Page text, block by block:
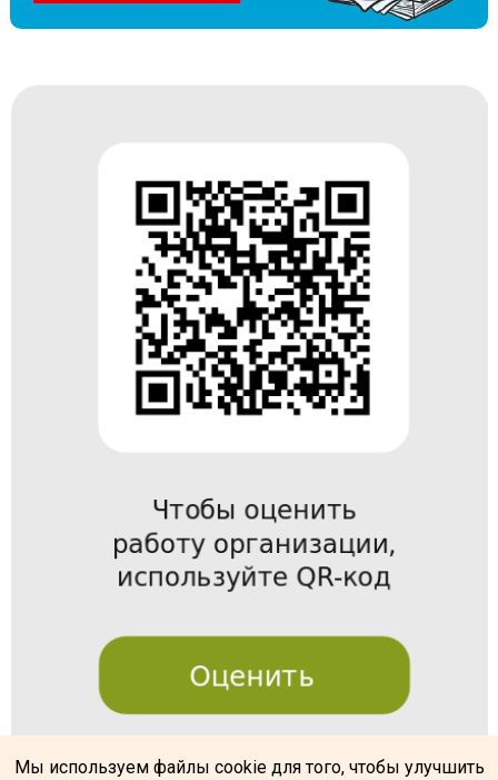
Мы используем файлы cookie для того, чтобы улучшить